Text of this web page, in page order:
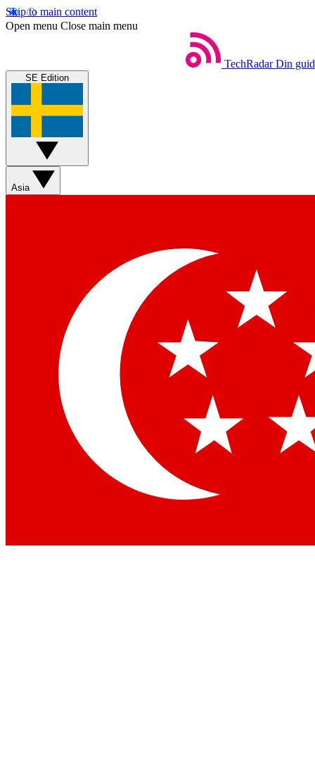
Skip to main content
Open menu Close main menu
TechRadar Din
SE Edition
Asia